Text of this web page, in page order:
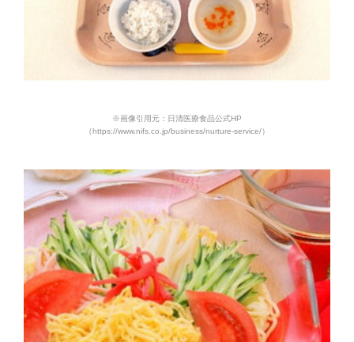
※画像引用元：日清医療食品公式HP
（https://www.nifs.co.jp/business/nurture-service/）